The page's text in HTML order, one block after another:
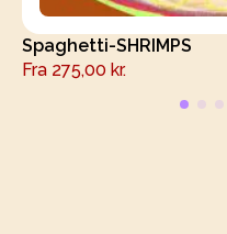
Spaghetti-SHRIMPS
Fra 275,00 kr.